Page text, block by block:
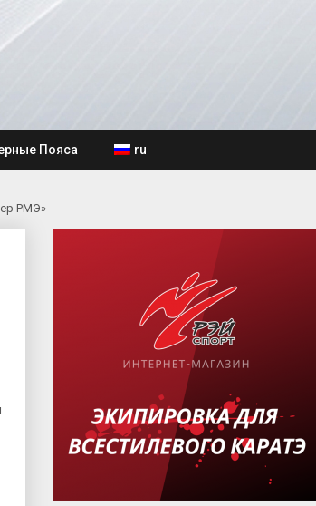
Пояса ru
РМЭ»